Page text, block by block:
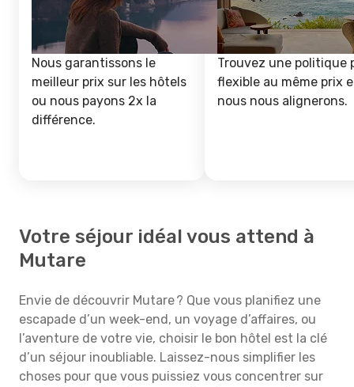
Nous garantissons le
meilleur prix sur les hôtels
ou nous payons 2x la
différence.
Trouvez une politique
flexible au même prix
nous nous alignerons.
Votre séjour idéal vous attend à
Mutare
Envie de découvrir Mutare ? Que vous planifiez une
escapade d’un week-end, un voyage d’affaires, ou
l’aventure de votre vie, choisir le bon hôtel est la clé
d’un séjour inoubliable. Laissez-nous simplifier les
choses pour que vous puissiez vous concentrer sur